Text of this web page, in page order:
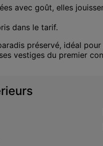
avec goût, elles
dans le tarif.
préservé, idéal
vestiges du premier